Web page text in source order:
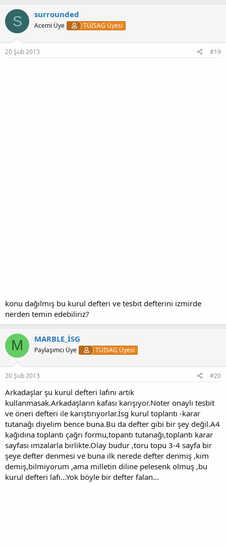
S surrounded
Acemi Üye TÜİSAG Üyesi
20 Şub 2013 #19
konu dağılmış bu kurul defteri ve tesbit defterini izmirde
nerden temin edebiliriz?
M MARBLE_İSG
Paylaşımcı Üye TÜİSAG Üyesi
20 Şub 2013 #20
Arkadaşlar şu kurul defteri lafını artık
kullanmasak.Arkadaşların kafası karışıyor.Noter onaylı tesbit
ve öneri defteri ile karıştırıyorlar.İsg kurul toplantı -karar
tutanağı diyelim bence buna.Bu da defter gibi bir şey değil.A4
kağıdına toplantı çağrı formu,topantı tutanağı,toplantı karar
sayfası imzalarla birlikte.Olay budur ,toru topu 3-4 sayfa bir
şeye defter denmesi ve buna ilk nerede defter denmiş ,kim
demiş,bilmiyorum ,ama milletin diline pelesenk olmuş ,bu
kurul defteri lafı...Yok böyle bir defter falan...